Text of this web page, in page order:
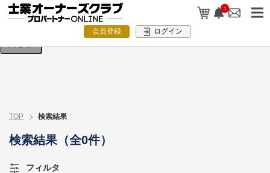
1
会員登録 ログイン
検索条件を入力してください。
TOP 検索結果
検索結果（全0件）
フィルタ